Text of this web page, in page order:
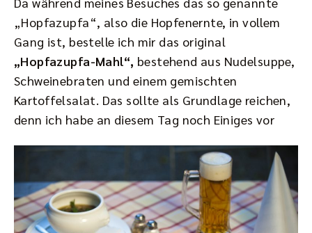
„Hopfazupfa“, also die Hopfenernte, in vollem
Gang ist, bestelle ich mir das original
„Hopfazupfa-Mahl“, bestehend aus Nudelsuppe,
Schweinebraten und einem gemischten
Kartoffelsalat. Das sollte als Grundlage reichen,
denn ich habe an diesem Tag noch Einiges vor